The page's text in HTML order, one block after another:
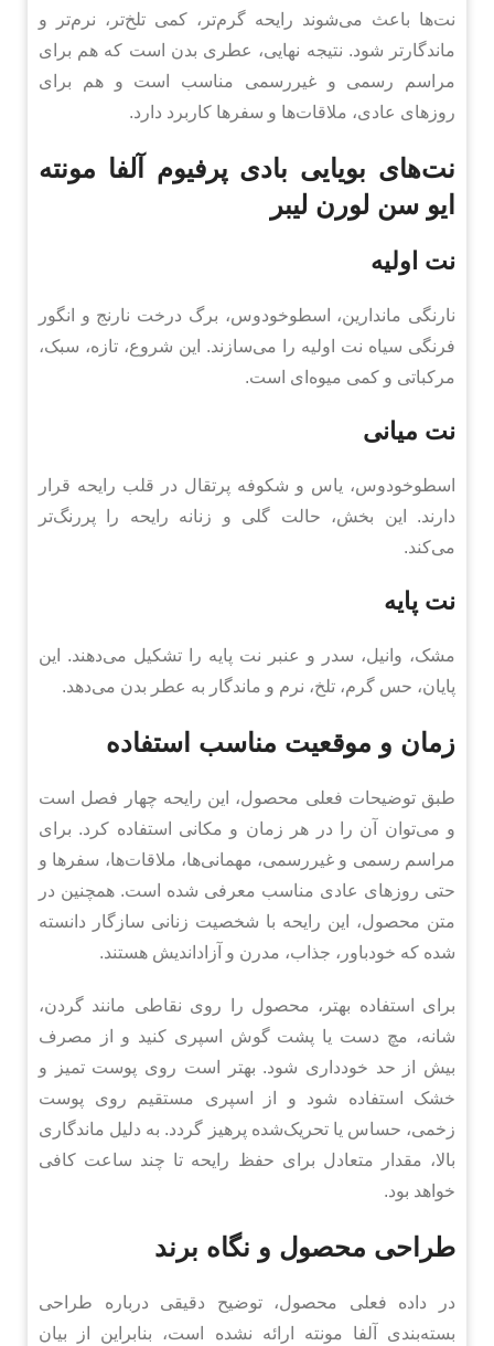
نت‌ها باعث می‌شوند رایحه گرم‌تر، کمی تلخ‌تر، نرم‌تر و
ماندگارتر شود. نتیجه نهایی، عطری بدن است که هم برای
مراسم رسمی و غیررسمی مناسب است و هم برای
روزهای عادی، ملاقات‌ها و سفرها کاربرد دارد.
نت‌های بویایی بادی پرفیوم آلفا مونته
ایو سن لورن لیبر
نت اولیه
نارنگی ماندارین، اسطوخودوس، برگ درخت نارنج و انگور
فرنگی سیاه نت اولیه را می‌سازند. این شروع، تازه، سبک،
مرکباتی و کمی میوه‌ای است.
نت میانی
اسطوخودوس، یاس و شکوفه پرتقال در قلب رایحه قرار
دارند. این بخش، حالت گلی و زنانه رایحه را پررنگ‌تر
می‌کند.
نت پایه
مشک، وانیل، سدر و عنبر نت پایه را تشکیل می‌دهند. این
پایان، حس گرم، تلخ، نرم و ماندگار به عطر بدن می‌دهد.
زمان و موقعیت مناسب استفاده
طبق توضیحات فعلی محصول، این رایحه چهار فصل است
و می‌توان آن را در هر زمان و مکانی استفاده کرد. برای
مراسم رسمی و غیررسمی، مهمانی‌ها، ملاقات‌ها، سفرها و
حتی روزهای عادی مناسب معرفی شده است. همچنین در
متن محصول، این رایحه با شخصیت زنانی سازگار دانسته
شده که خودباور، جذاب، مدرن و آزاداندیش هستند.
برای استفاده بهتر، محصول را روی نقاطی مانند گردن،
شانه، مچ دست یا پشت گوش اسپری کنید و از مصرف
بیش از حد خودداری شود. بهتر است روی پوست تمیز و
خشک استفاده شود و از اسپری مستقیم روی پوست
زخمی، حساس یا تحریک‌شده پرهیز گردد. به دلیل ماندگاری
بالا، مقدار متعادل برای حفظ رایحه تا چند ساعت کافی
خواهد بود.
طراحی محصول و نگاه برند
در داده فعلی محصول، توضیح دقیقی درباره طراحی
بسته‌بندی آلفا مونته ارائه نشده است، بنابراین از بیان